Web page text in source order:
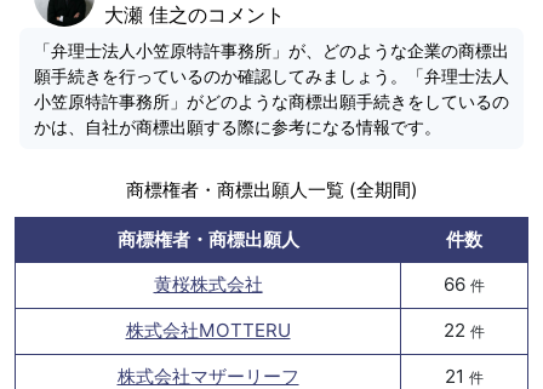
大瀬 佳之のコメント
「弁理士法人小笠原特許事務所」が、どのような企業の商標出
願手続きを行っているのか確認してみましょう。「弁理士法人
小笠原特許事務所」がどのような商標出願手続きをしているの
かは、自社が商標出願する際に参考になる情報です。
商標権者・商標出願人一覧 (全期間)
商標権者・商標出願人
件数
黄桜株式会社
66 件
株式会社MOTTERU 22 件
株式会社マザーリーフ 21 件